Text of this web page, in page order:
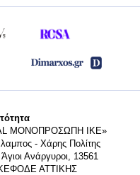
MONΟΠΡΟΣΩΠΗ ΙΚΕ»
- Χάρης Πολίτης
Ανάργυροι, 13561
ΑΤΤΙΚΗΣ